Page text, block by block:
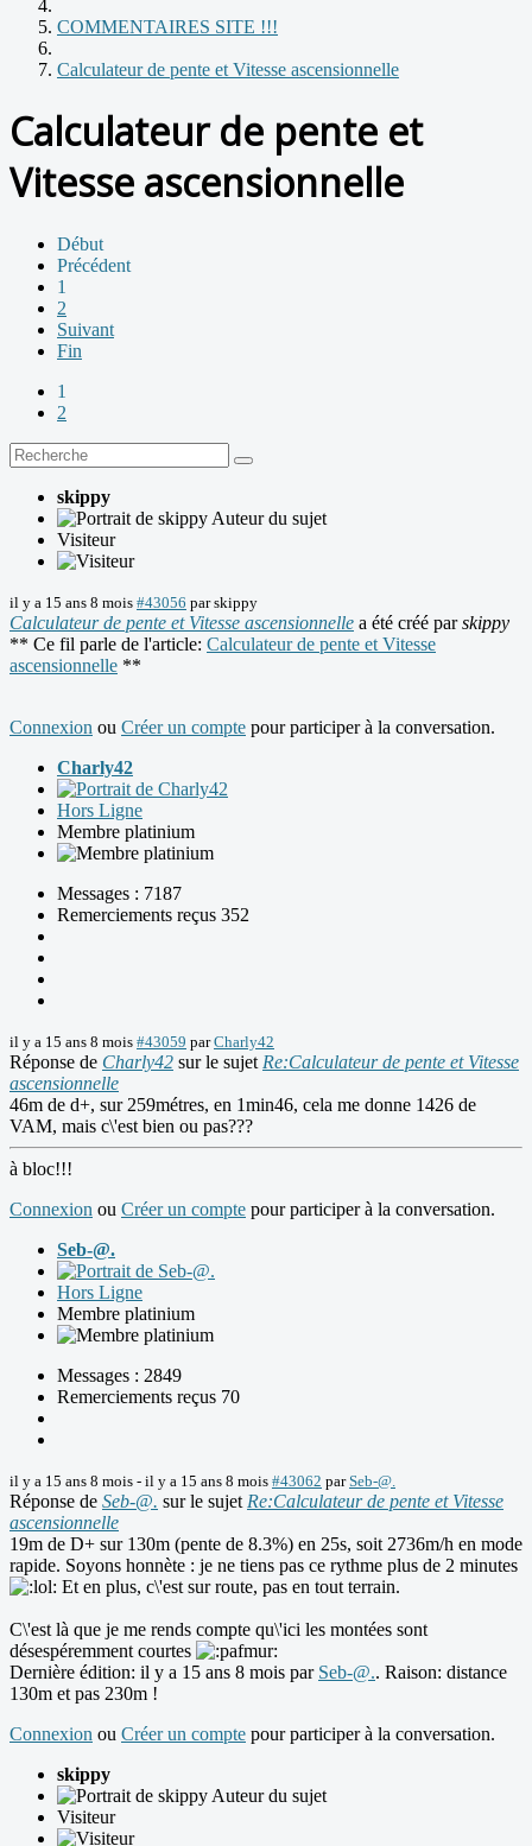
COMMENTAIRES SITE !!!
Calculateur de pente et Vitesse ascensionnelle
Calculateur de pente et
Vitesse ascensionnelle
Début
Précédent
1
2
Suivant
Fin
1
2
skippy
Auteur du sujet
Visiteur
il y a 15 ans 8 mois #43056 parskippy
Calculateur de pente et Vitesse ascensionnelle a été créé parskippy
** Ce fil parle de l'article: Calculateur de pente et Vitesse
ascensionnelle **
Connexion ou Créer un compte pour participer à la conversation.
Charly42
Hors Ligne
Membre platinium
Messages : 7187
Remerciements reçus 352
il y a 15 ans 8 mois #43059 parCharly42
Réponse de Charly42 sur le sujet Re:Calculateur de pente et Vitesse
ascensionnelle
46m de d+, sur 259métres, en 1min46, cela me donne 1426 de
VAM, mais c\'est bien ou pas???
à bloc!!!
Connexion ou Créer un compte pour participer à la conversation.
Seb-@.
Hors Ligne
Membre platinium
Messages : 2849
Remerciements reçus 70
il y a 15 ans 8 mois - il y a 15 ans 8 mois #43062 parSeb-@.
Réponse de Seb-@. sur le sujet Re:Calculateur de pente et Vitesse
ascensionnelle
19m de D+ sur 130m (pente de 8.3%) en 25s, soit 2736m/h en mode
rapide. Soyons honnète : je ne tiens pas ce rythme plus de 2 minutes
Et en plus, c\'est sur route, pas en tout terrain.
C\'est là que je me rends compte qu\'ici les montées sont
désespéremment courtes
Dernière édition: il y a 15 ans 8 mois par Seb-@.. Raison: distance
130m et pas 230m !
Connexion ou Créer un compte pour participer à la conversation.
skippy
Auteur du sujet
Visiteur